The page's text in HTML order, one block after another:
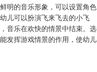
明的音乐形象，可以设置角色
儿可以扮演飞来飞去的小飞
音乐在欢快的情景中结束。选
发挥游戏情景的作用，使幼儿